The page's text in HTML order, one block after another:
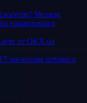
Мелкие
накапливают
от OKX на
на основе которого